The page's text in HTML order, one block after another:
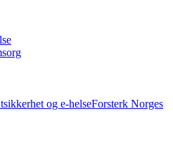
og e-helseForsterk Norges